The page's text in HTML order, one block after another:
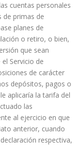
cuentas personales
de primas de
planes de
o retiro, o bien,
que sean
Servicio de
de carácter
depósitos, pagos o
aplicaría la tarifa del
las
al ejercicio en que
anterior, cuando
respectiva,